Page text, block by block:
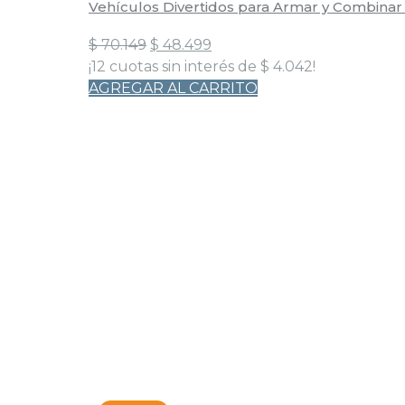
Vehículos Divertidos para Armar y
$70.149 El
precio
original
$ 48.499
precio
actual
¡12 cuotas sin interés de $ 4.042!
AGREGAR AL CARRITO